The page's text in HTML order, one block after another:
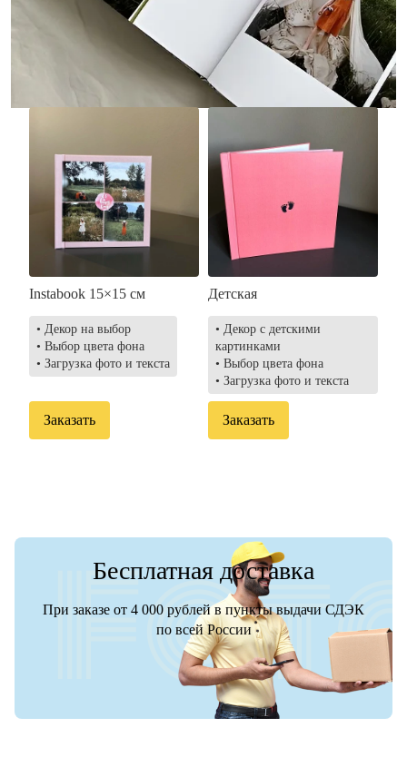
• Загрузка фото и текста
• Выбор цвета фона
• Загрузка фото и текста
Instabook 15×15 см
• Декор на выбор
• Выбор цвета фона
• Загрузка фото и текста
Заказать
Детская
• Декор с детскими
картинками
• Выбор цвета фона
• Загрузка фото и текста
Заказать
Бесплатная доставка
При заказе от 4 000 рублей в пункты выдачи СДЭК
по всей России